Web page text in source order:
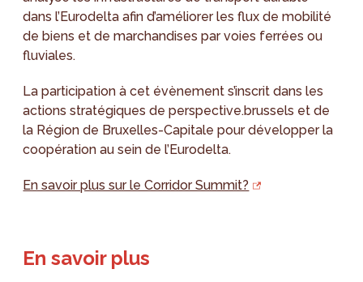
dans l’Eurodelta afin d’améliorer les flux de mobilité
de biens et de marchandises par voies ferrées ou
fluviales.
La participation à cet évènement s’inscrit dans les
actions stratégiques de perspective.brussels et de
la Région de Bruxelles-Capitale pour développer la
coopération au sein de l’Eurodelta.
En savoir plus sur le Corridor Summit?
En savoir plus